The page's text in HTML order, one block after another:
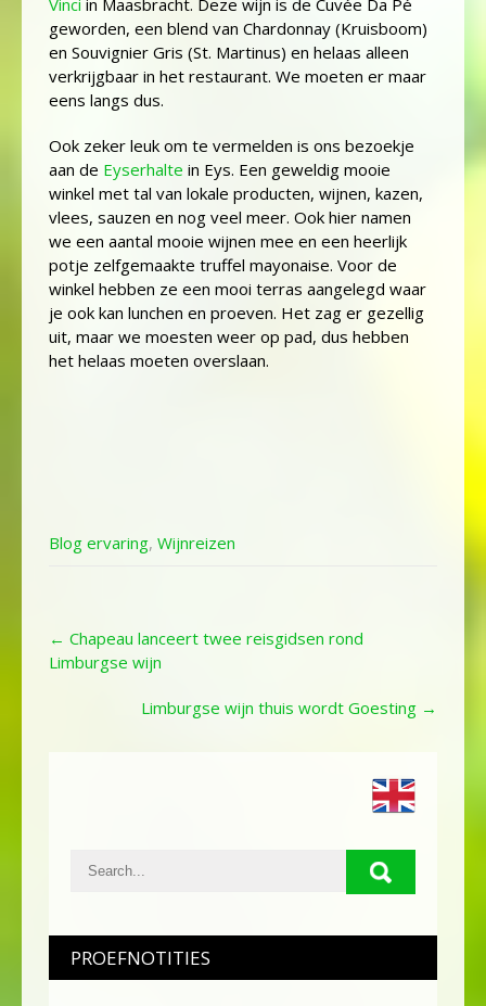
geworden, een blend van Chardonnay (Kruisboom)
en Souvignier Gris (St. Martinus) en helaas alleen
verkrijgbaar in het restaurant. We moeten er maar
eens langs dus.
Ook zeker leuk om te vermelden is ons bezoekje
aan de Eyserhalte in Eys. Een geweldig mooie
winkel met tal van lokale producten, wijnen, kazen,
vlees, sauzen en nog veel meer. Ook hier namen
we een aantal mooie wijnen mee en een heerlijk
potje zelfgemaakte truffel mayonaise. Voor de
winkel hebben ze een mooi terras aangelegd waar
je ook kan lunchen en proeven. Het zag er gezellig
uit, maar we moesten weer op pad, dus hebben
het helaas moeten overslaan.
Blog ervaring, Wijnreizen
Post
navigation
← Chapeau lanceert twee reisgidsen rond
Limburgse wijn
Limburgse wijn thuis wordt Goesting →
PROEFNOTITIES